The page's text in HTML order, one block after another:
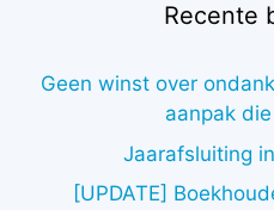
Recente
Geen winst over
aanpak
Jaarafsluiting
[UPDATE]